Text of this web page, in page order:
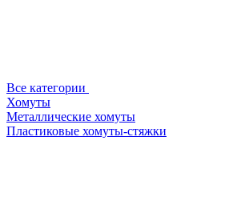
Все категории
Хомуты
Металлические хомуты
Пластиковые хомуты-стяжки